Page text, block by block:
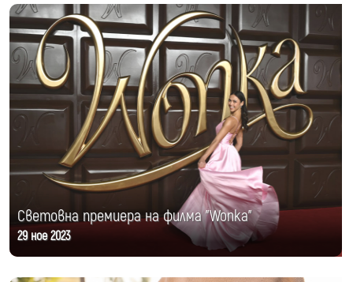
Световна премиера на филма "Wonka"
29 ное 2023